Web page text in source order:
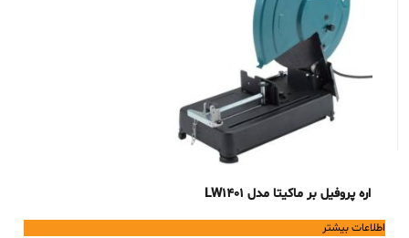
اره پروفیل بر ماکیتا مدل LW1401
اطلاعات بیشتر